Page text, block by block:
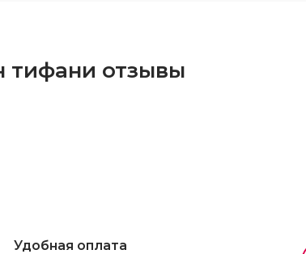
тифани отзывы
Удобная оплата